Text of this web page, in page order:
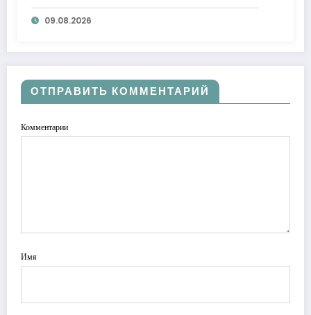
09.08.2026
ОТПРАВИТЬ КОММЕНТАРИЙ
Комментарии
Имя